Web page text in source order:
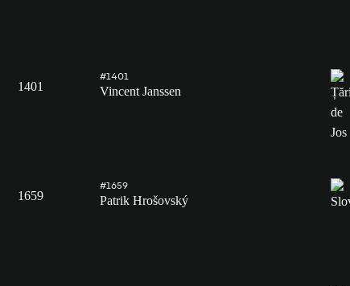
1401
#1401
Vincent Janssen
1659
#1659
Patrik Hrošovský